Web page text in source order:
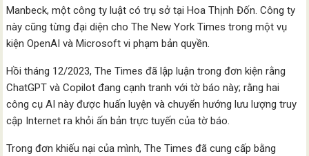
Manbeck, một công ty luật có trụ sở tại Hoa Thịnh Đốn. Công ty
này cũng từng đại diện cho The New York Times trong một vụ
kiện OpenAI và Microsoft vi phạm bản quyền.
Hồi tháng 12/2023, The Times đã lập luận trong đơn kiện rằng
ChatGPT và Copilot đang cạnh tranh với tờ báo này; rằng hai
công cụ AI này được huấn luyện và chuyển hướng lưu lượng truy
cập Internet ra khỏi ấn bản trực tuyến của tờ báo.
Trong đơn khiếu nại của mình, The Times đã cung cấp bằng